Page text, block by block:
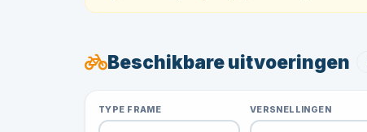
Beschikbare uitvoeringen
TYPE FRAME VERSNELLINGEN